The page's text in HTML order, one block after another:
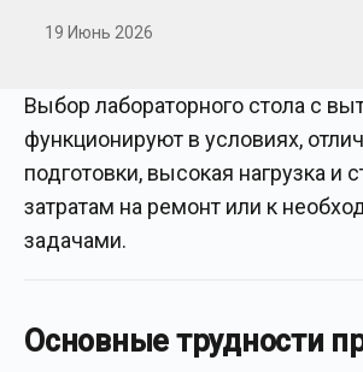
19 Июнь 2026
Выбор лабораторного стола с
функционируют в условиях,
подготовки, высокая нагрузка
затратам на ремонт или к
задачами.
Основные трудности